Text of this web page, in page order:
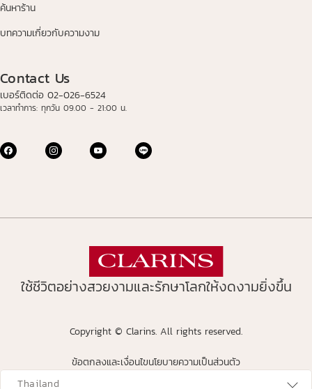
ค้นหาร้าน
บทความเกี่ยวกับความงาม
Contact Us
เบอร์ติดต่อ 02-026-6524
เวลาทำการ: ทุกวัน 09.00 - 21:00 น.
ใช้ชีวิตอย่างสวยงามและรักษาโลกให้งดงามยิ่งขึ้น
Copyright © Clarins. All rights reserved.
ข้อตกลงและเงื่อนไขนโยบายความเป็นส่วนตัว
Navigates to
Thailand